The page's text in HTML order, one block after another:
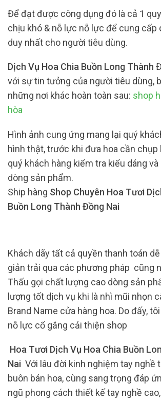
Để đạt được công dụng đó là cả 1
chịu khó & nỗ lực nỗ lực để cung cấp
duy nhất cho người tiêu dùng.
Dịch Vụ Hoa Chia Buồn Long Thành
với sự tin tưởng của người tiêu dùng,
những nơi khác hoàn toàn sau: shop
hòa
Hình ảnh cung ứng mang lại quý
hình thật, trước khi đưa hoa cần chụp
quý khách hàng kiểm tra kiểu dáng
dòng sản phẩm.
Ship hàng Shop Chuyên Hoa Tươi
Buồn Long Thành Đồng Nai
Khách dãy tất cả quyền thanh toán
giản trải qua các phương pháp cũng
Thấu gọi chất lượng cao dòng sản
lượng tốt dịch vụ khi là nhì mũi nhọn
Brand Name cửa hàng hoa. Do đấy,
nỗ lực cố gắng cải thiện shop
Hoa Tươi Dịch Vụ Hoa Chia Buồn
Nai Với lâu đời kinh nghiệm tay nghề
buôn bán hoa, cùng sang trọng đáp
ngũ phong cách thiết kế tay nghề